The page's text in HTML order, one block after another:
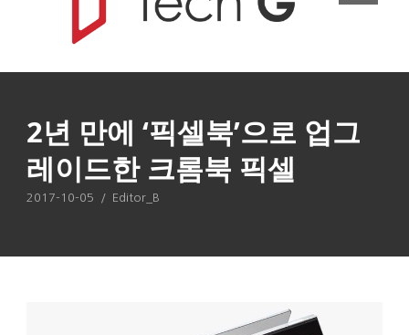
2년 만에 ‘픽셀북’으로 업그
레이드한 크롬북 픽셀
2017-10-05 / Editor_B